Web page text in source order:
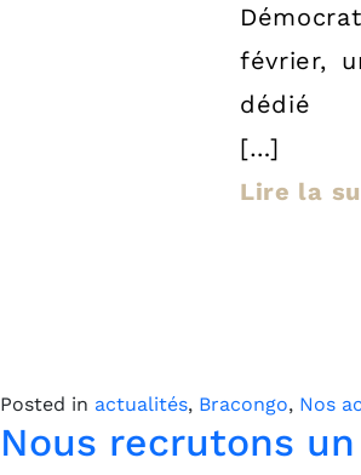
février,
dédié
[…]
Lire la
Posted in actualités, Bracongo, Nos
Nous recrutons